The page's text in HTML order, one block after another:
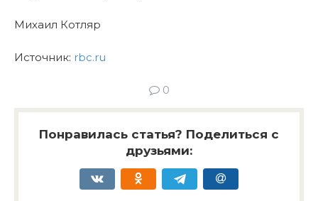
Михаил Котляр
Источник: rbc.ru
0
Понравилась статья? Поделиться с
друзьями: